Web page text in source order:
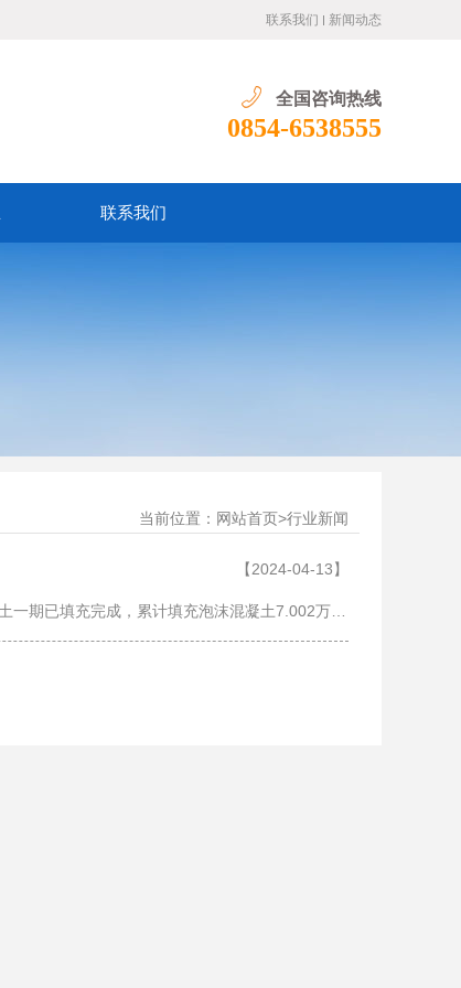
联系我们 新闻动态
全国咨询热线
0854-6538555
联系我们
当前位置： 网站首页 >行业新闻
【2024-04-13】